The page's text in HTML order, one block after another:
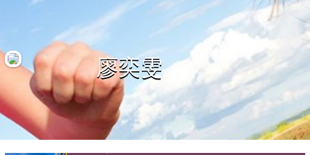
最新留言
商家合作
推薦景點
廖奕雯